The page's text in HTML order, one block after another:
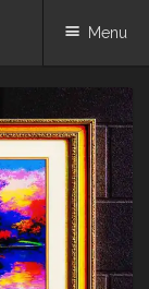
Menu